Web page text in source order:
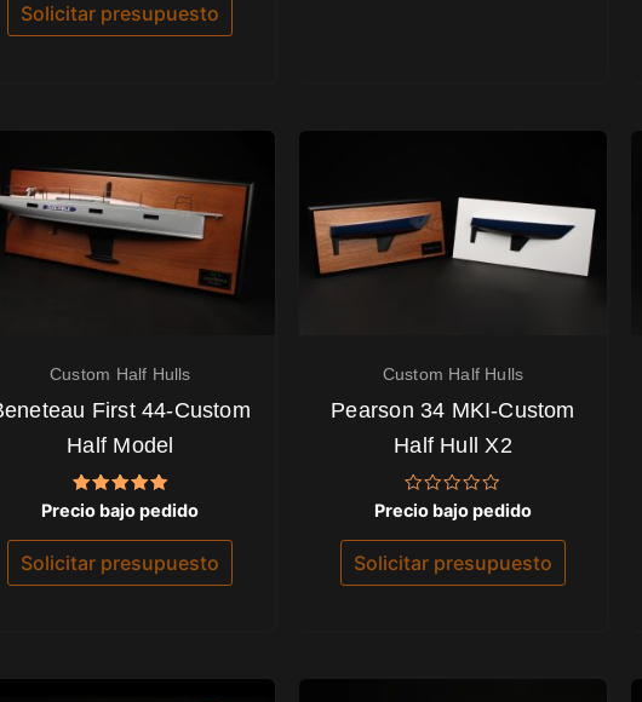
de
5
Solicitar presupuesto
Custom Half Hulls
First 44-Custom
Half Model
Valorado
con
5.00
Precio bajo pedido
Solicitar presupuesto
Custom Half Hulls
Pearson 34 MKI-Custom
Half Hull X2
Valorado
con
0
de
5
Precio bajo pedido
Solicitar presupuesto